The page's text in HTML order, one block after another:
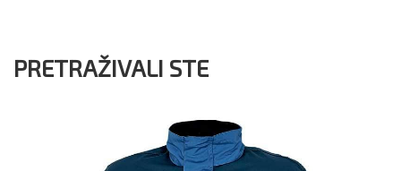
PRETRAŽIVALI STE